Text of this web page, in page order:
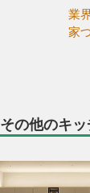
業
家
その他のキ